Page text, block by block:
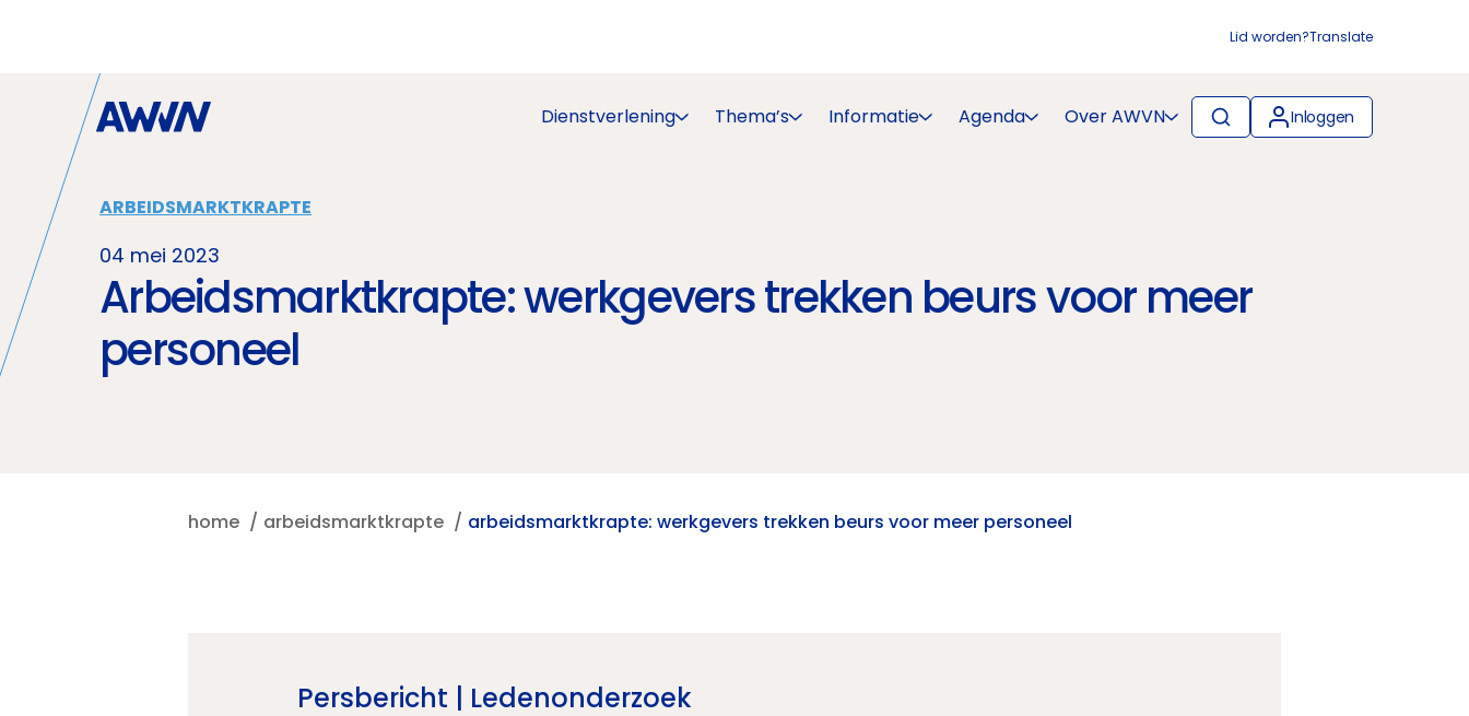
Lid worden?Translate
Dienstverlening Thema’s Informatie Agenda Over AWVN Inloggen
ARBEIDSMARKTKRAPTE
04 mei 2023
Arbeidsmarktkrapte: werkgevers trekken beurs voor meer
personeel
home arbeidsmarktkrapte arbeidsmarktkrapte: werkgevers trekken beurs voor meer personeel
Persbericht | Ledenonderzoek